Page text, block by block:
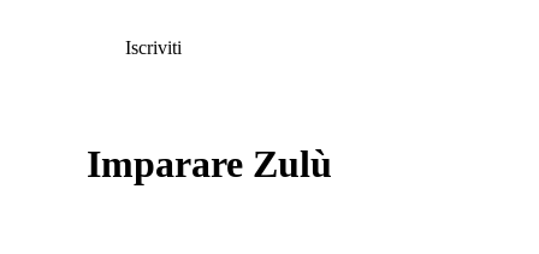
Iscriviti
Imparare Zulù